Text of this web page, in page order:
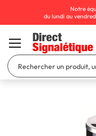
Notre
du lundi au